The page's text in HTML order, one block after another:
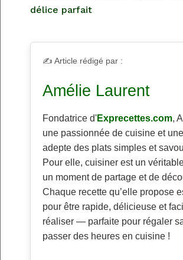
délice parfait
✍️ Article rédigé par :
Amélie Laurent
Fondatrice d'Exprecettes.com,
une passionnée de cuisine et
adepte des plats simples et
Pour elle, cuisiner est un
un moment de partage et de
Chaque recette qu’elle propose
pour être rapide, délicieuse et
réaliser — parfaite pour régaler
passer des heures en cuisine !